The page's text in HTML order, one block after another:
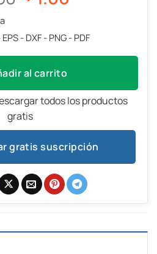
original
era:
$ 9.50.
actual
es:
- DXF - PNG - PDF
al carrito
todos los productos
gratis
gratis suscripción